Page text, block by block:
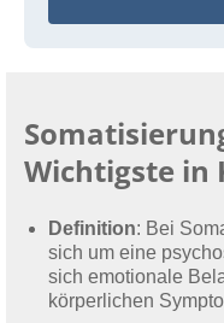
Wichtigste in
Definition: Bei
sich um eine
sich emotionale
körperlichen